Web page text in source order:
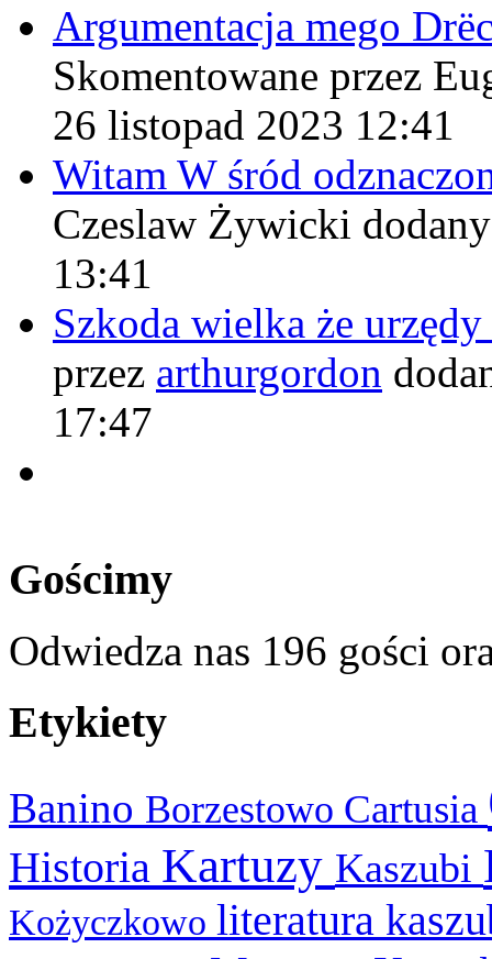
Argumentacja mego
Skomentowane przez
26 listopad 2023 12:41
Witam W śród
Czeslaw Żywicki
13:41
Szkoda wielka że
przez arthurgordon
17:47
Gościmy
Odwiedza nas 196 gości
Etykiety
Banino Borzestowo Cartusia
Historia Kartuzy Kaszubi
Kożyczkowo literatura